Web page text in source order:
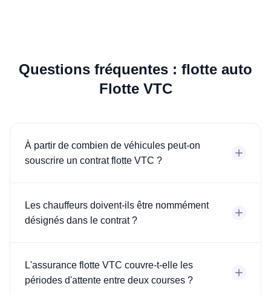
Questions fréquentes : flotte auto
Flotte VTC
À partir de combien de véhicules peut-on
souscrire un contrat flotte VTC ?
Les chauffeurs doivent-ils être nommément
désignés dans le contrat ?
L'assurance flotte VTC couvre-t-elle les
périodes d'attente entre deux courses ?